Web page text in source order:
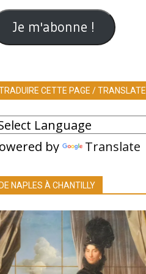
Je m'abonne !
CETTE PAGE / TRANSLATE
by Translate
NAPLES À CHANTILLY